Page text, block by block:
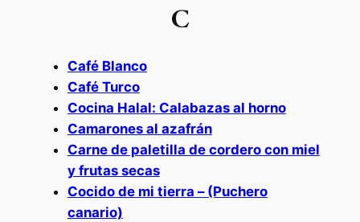
C
Café Blanco
Café Turco
Cocina Halal: Calabazas al horno
Camarones al azafrán
Carne de paletilla de cordero con miel
y frutas secas
Cocido de mi tierra – (Puchero
canario)